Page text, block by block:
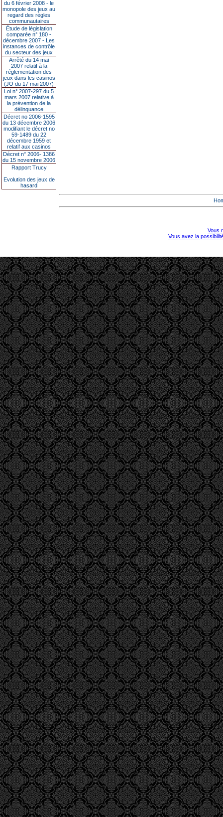
du 6 février 2008 - le
monopole des jeux au
regard des règles
communautaires
Étude de législation
comparée n° 180 -
décembre 2007 - Les
instances de contrôle
du secteur des jeux
Arrêté du 14 mai
2007 relatif à la
réglementation des
jeux dans les casinos
(JO du 17 mai 2007)
Loi n° 2007-297 du 5
mars 2007 relative à
la prévention de la
délinquance
Décret no 2006-1595
du 13 décembre 2006
modifiant le décret no
59-1489 du 22
décembre 1959 et
relatif aux casinos
Décret n° 2006- 1386
du 15 novembre 2006
Rapport Trucy
Evolution des jeux de
hasard
Vous
Vous avez la